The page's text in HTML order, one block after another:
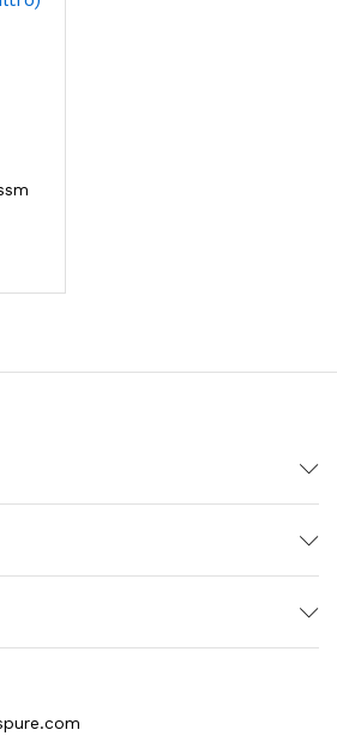
WT-WFS600-3S
Welltek WT-WFS-BF